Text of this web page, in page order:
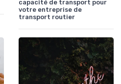
capacité de transport pour
votre entreprise de
transport routier